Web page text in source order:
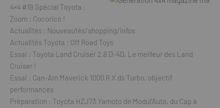
4×4 #19 Spécial Toyota :
Zoom : Cocorico !
Actualités : Nouveautés/shopping/infos
Actualités Toyota : Off Road Toys
Essai : Toyota Land Cruiser 2.8 D-4D, Le meilleur des Land
Cruiser !
Essai : Can-Am Maverick 1000 R X ds Turbo, objectif
performances
Préparation : Toyota HZJ73 Yamoto de Modul’Auto, du Cap à